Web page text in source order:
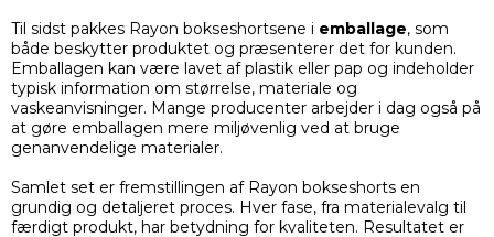
Til sidst pakkes Rayon bokseshortsene i emballage, som
både beskytter produktet og præsenterer det for kunden.
Emballagen kan være lavet af plastik eller pap og indeholder
typisk information om størrelse, materiale og
vaskeanvisninger. Mange producenter arbejder i dag også på
at gøre emballagen mere miljøvenlig ved at bruge
genanvendelige materialer.
Samlet set er fremstillingen af Rayon bokseshorts en
grundig og detaljeret proces. Hver fase, fra materialevalg til
færdigt produkt, har betydning for kvaliteten. Resultatet er